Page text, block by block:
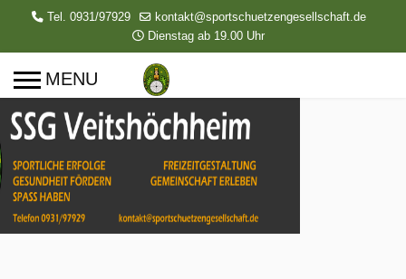
Tel. 0931/97929
kontakt@sportschuetzengesellschaft.de
Dienstag ab 19.00 Uhr